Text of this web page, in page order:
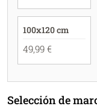
100x120 cm
49,99 €
Selección de